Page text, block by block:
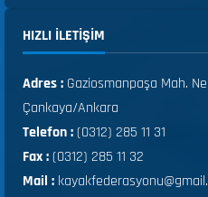
HIZLI ILETIŞIM
Adres : Gaziosmanpaşa Mah.
Çankaya/Ankara
Telefon :(0312) 285 11 31
Fax :(0312) 285 11 32
Mail :